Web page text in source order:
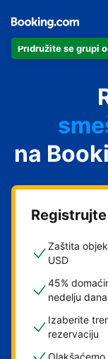
Pridružite se grupi
na
Zaštita
USD
45%
nedelju dana
Izaberite
rezervaciju